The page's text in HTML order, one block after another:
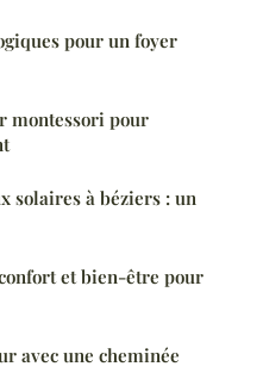
pour un foyer
montessori pour
solaires à béziers : un
et bien-être pour
avec une cheminée